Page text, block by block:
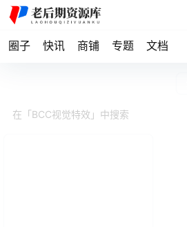
圈子 快讯 商铺 专题 文档